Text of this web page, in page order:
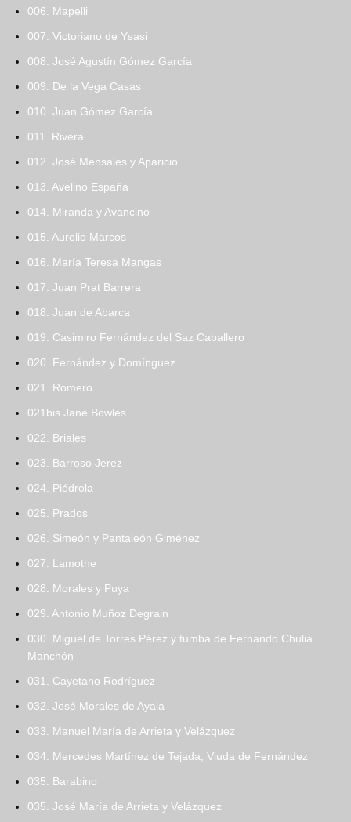
006. Mapelli
007. Victoriano de Ysasi
008. José Agustín Gómez García
009. De la Vega Casas
010. Juan Gómez García
011. Rivera
012. José Mensales y Aparicio
013. Avelino España
014. Miranda y Avancino
015. Aurelio Marcos
016. María Teresa Mangas
017. Juan Prat Barrera
018. Juan de Abarca
019. Casimiro Fernández del Saz Caballero
020. Fernández y Domínguez
021. Romero
021bis.Jane Bowles
022. Briales
023. Barroso Jerez
024. Piédrola
025. Prados
026. Simeón y Pantaleón Giménez
027. Lamothe
028. Morales y Puya
029. Antonio Muñoz Degrain
030. Miguel de Torres Pérez y tumba de Fernando Chuliá
Manchón
031. Cayetano Rodríguez
032. José Morales de Ayala
033. Manuel María de Arrieta y Velázquez
034. Mercedes Martínez de Tejada, Viuda de Fernández
035. Barabino
035. José María de Arrieta y Velázquez